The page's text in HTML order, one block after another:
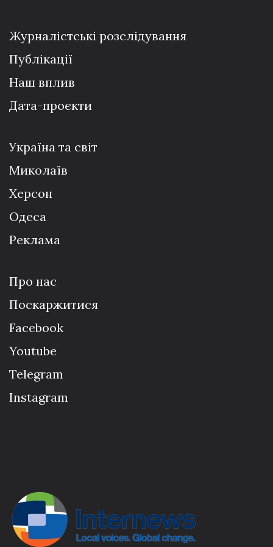
Журналістські розслідування
Публікації
Наш вплив
Дата-проєкти
Україна та світ
Миколаїв
Херсон
Одеса
Реклама
Про нас
Поскаржитися
Facebook
Youtube
Telegram
Instagram